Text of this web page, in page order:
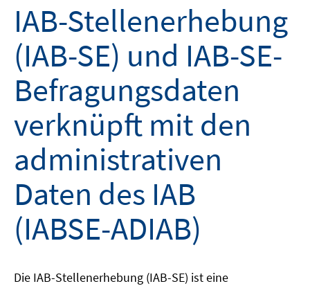
IAB-Stellenerhebung
(IAB-SE) und IAB-SE-
Befragungsdaten
verknüpft mit den
administrativen
Daten des IAB
(IABSE-ADIAB)
Die IAB-Stellenerhebung (IAB-SE) ist eine